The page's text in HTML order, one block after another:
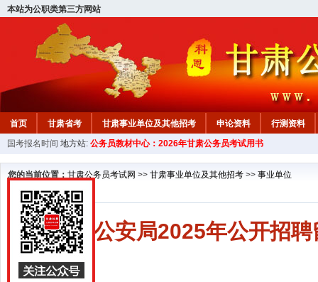
本站为公职类第三方网站
首页 甘肃省考 甘肃事业单位及其他招考 申论资料
行测资料
国考报名时间 地方站: 公务员教材中心：2026年甘肃公务员考试用书
您的当前位置： 甘肃公务员考试网 >> 甘肃事业单位及其他招考 >> 事业单位
酒泉市公安局2025年公开招